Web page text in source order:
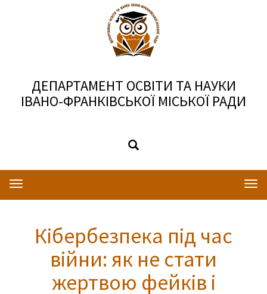
ДЕПАРТАМЕНТ ОСВІТИ ТА НАУКИ
ІВАНО-ФРАНКІВСЬКОЇ МІСЬКОЇ РАДИ
Toggle
Кібербезпека під час
війни: як не стати
жертвою фейків і